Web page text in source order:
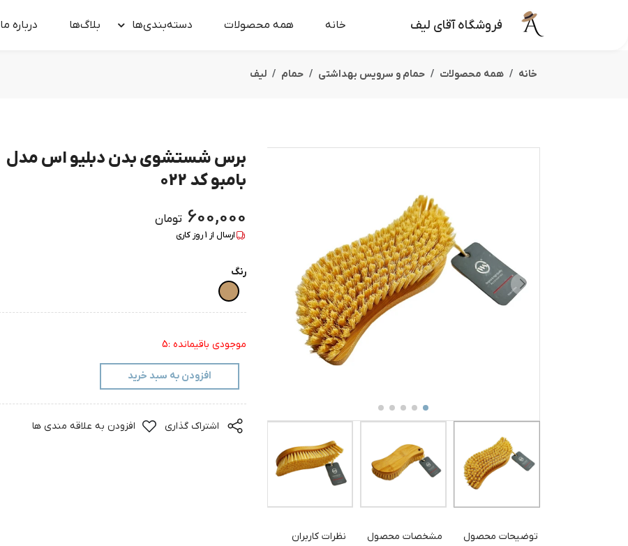
فروشگاه آقای لیف خانه همه محصولات دسته‌بندی‌ها بلاگ‌ها درباره‌ ما
خانه همه محصولات حمام و سرویس بهداشتی حمام لیف
برس شستشوی بدن دبلیو اس مدل
بامبو کد 022
600,000 تومان
ارسال از 1روز کاری
رنگ
موجودی باقیمانده :5
افزودن به سبد خرید
اشتراک گذاری افزودن به علاقه مندی ها
توضیحات محصول مشخصات محصول نظرات کاربران